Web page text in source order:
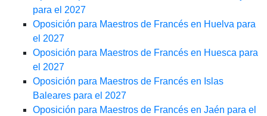
para el 2027
Oposición para Maestros de Francés en Huelva para
el 2027
Oposición para Maestros de Francés en Huesca para
el 2027
Oposición para Maestros de Francés en Islas
Baleares para el 2027
Oposición para Maestros de Francés en Jaén para el